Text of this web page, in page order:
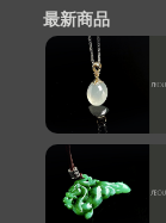
最新商品